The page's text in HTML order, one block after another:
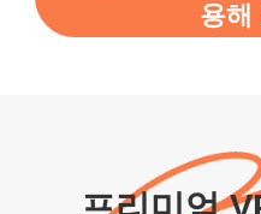
vpn honestly
WiFi is already
용해